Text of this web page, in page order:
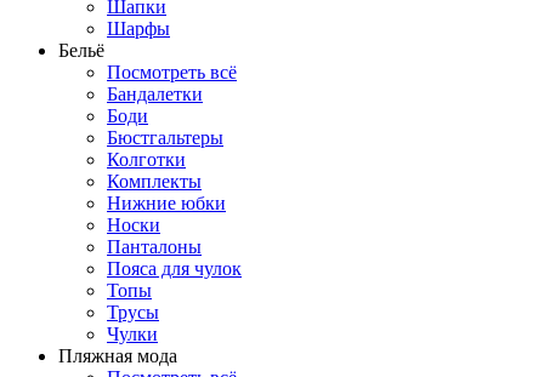
Шапки
Шарфы
Бельё
Посмотреть всё
Бандалетки
Боди
Бюстгальтеры
Колготки
Комплекты
Нижние юбки
Носки
Панталоны
Поясa для чулок
Топы
Трусы
Чулки
Пляжная мода